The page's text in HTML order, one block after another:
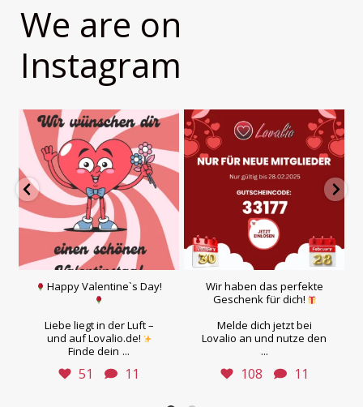
We are on
Instagram
Happy Valentine`s Day!
Liebe liegt in der Luft –
und auf Lovalio.de!
Finde dein ...
51 11
Wir haben das perfekte
Geschenk für dich!
Melde dich jetzt bei
Lovalio an und nutze den
...
108 11